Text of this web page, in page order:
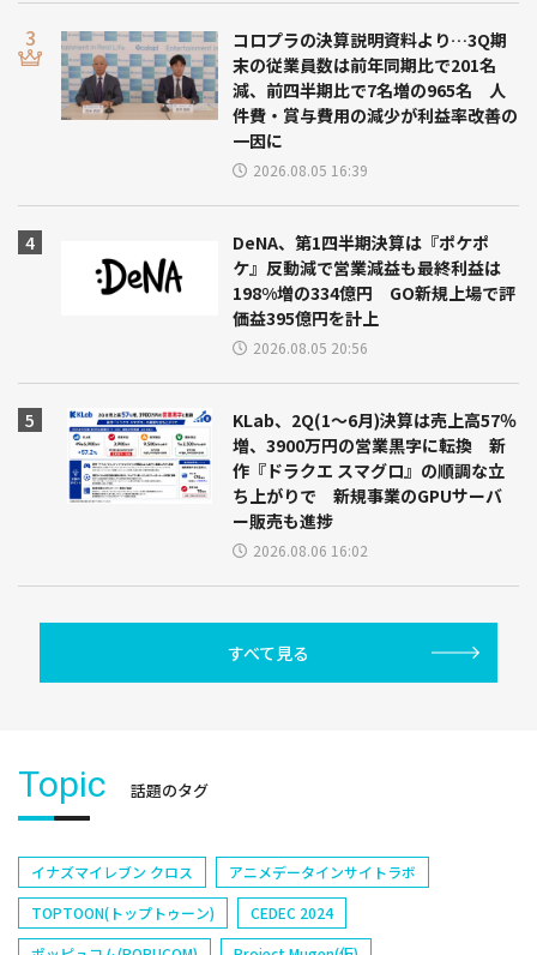
コロプラの決算説明資料より…3Q期
末の従業員数は前年同期比で201名
減、前四半期比で7名増の965名 人
件費・賞与費用の減少が利益率改善の
一因に
2026.08.05 16:39
DeNA、第1四半期決算は『ポケポ
ケ』反動減で営業減益も最終利益は
198%増の334億円 GO新規上場で評
価益395億円を計上
2026.08.05 20:56
KLab、2Q(1～6月)決算は売上高57％
増、3900万円の営業黒字に転換 新
作『ドラクエ スマグロ』の順調な立
ち上がりで 新規事業のGPUサーバ
ー販売も進捗
2026.08.06 16:02
すべて見る
Topic 話題のタグ
イナズマイレブン クロス
アニメデータインサイトラボ
TOPTOON(トップトゥーン)
CEDEC 2024